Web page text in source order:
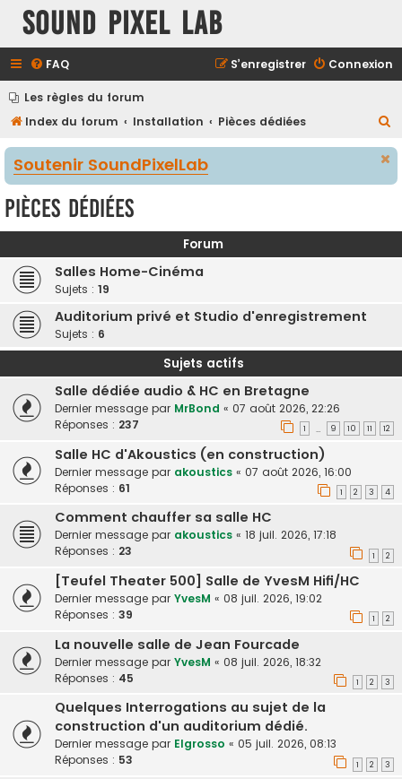
Sound Pixel Lab
FAQ Connexion
S’enregistrer
Les règles du forum
Index du forum
Installation Pièces dédiées
e
c
Soutenir SoundPixelLab
Pièces dédiées
Forum
Salles Home-Cinéma
Sujets : 19
Auditorium privé et Studio d'enregistrement
Sujets : 6
Sujets actifs
Salle dédiée audio & HC en Bretagne
Dernier message par MrBond « 07 août 2026, 22:26
Réponses : 237 1 … 9 10 11 12
Salle HC d'Akoustics (en construction)
Dernier message par akoustics « 07 août 2026, 16:00
Réponses : 61 1 2 3 4
Comment chauffer sa salle HC
Dernier message par akoustics « 18 juil. 2026, 17:18
Réponses : 23 1 2
[Teufel Theater 500] Salle de YvesM Hifi/HC
Dernier message par YvesM « 08 juil. 2026, 19:02
Réponses : 39 1 2
La nouvelle salle de Jean Fourcade
Dernier message par YvesM « 08 juil. 2026, 18:32
Réponses : 45 1 2 3
Quelques Interrogations au sujet de la
construction d'un auditorium dédié.
Dernier message par Elgrosso « 05 juil. 2026, 08:13
Réponses : 53 1 2 3